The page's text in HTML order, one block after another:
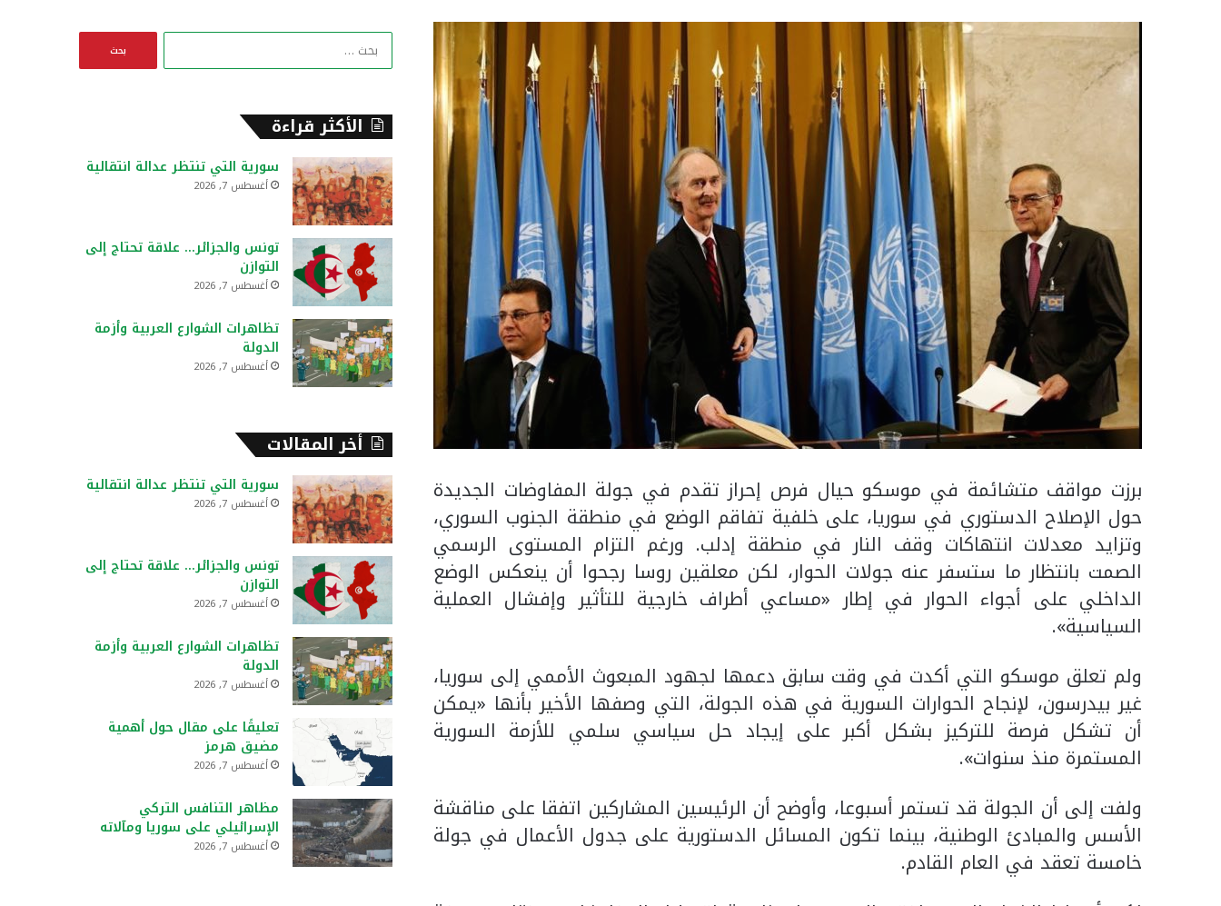
برزت مواقف متشائمة في موسكو حيال فرص إحراز تقدم في جولة المفاوضات الجديدة
حول الإصلاح الدستوري في سوريا، على خلفية تفاقم الوضع في منطقة الجنوب السوري،
وتزايد معدلات انتهاكات وقف النار في منطقة إدلب. ورغم التزام المستوى الرسمي
الصمت بانتظار ما ستسفر عنه جولات الحوار، لكن معلقين روسا رجحوا أن ينعكس الوضع
الداخلي على أجواء الحوار في إطار «مساعي أطراف خارجية للتأثير وإفشال العملية
السياسية».
ولم تعلق موسكو التي أكدت في وقت سابق دعمها لجهود المبعوث الأممي إلى سوريا،
غير بيدرسون، لإنجاح الحوارات السورية في هذه الجولة، التي وصفها الأخير بأنها «يمكن
أن تشكل فرصة للتركيز بشكل أكبر على إيجاد حل سياسي سلمي للأزمة السورية
المستمرة منذ سنوات».
ولفت إلى أن الجولة قد تستمر أسبوعا، وأوضح أن الرئيسين المشاركين اتفقا على مناقشة
الأسس والمبادئ الوطنية، بينما تكون المسائل الدستورية على جدول الأعمال في جولة
خامسة تعقد في العام القادم.
ا
:
الأكثر قراءة
سورية التي تنتظر عدالة انتقالية
أغسطس 7, 2026
تونس والجزائر… علاقة تحتاج إلى
التوازن
أغسطس 7, 2026
تظاهرات الشوارع العربية وأزمة
الدولة
أغسطس 7, 2026
أخر المقالات
سورية التي تنتظر عدالة انتقالية
أغسطس 7, 2026
تونس والجزائر… علاقة تحتاج إلى
التوازن
أغسطس 7, 2026
تظاهرات الشوارع العربية وأزمة
الدولة
أغسطس 7, 2026
تعليقًا على مقال حول أهمية
مضيق هرمز
أغسطس 7, 2026
مظاهر التنافس التركي
الإسرائيلي على سوريا ومآلاته
أغسطس 7, 2026